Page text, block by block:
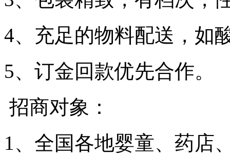
4、充足的物料配送，如
5、订金回款优先合作。
招商对象：
1、全国各地婴童、药店